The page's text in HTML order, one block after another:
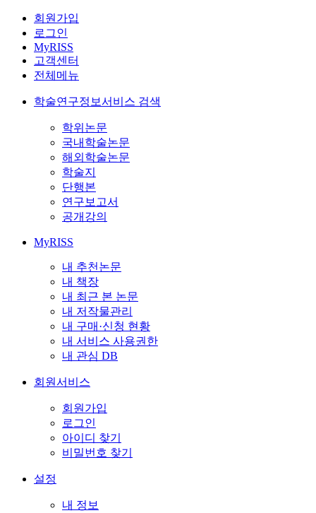
회원가입
로그인
MyRISS
고객센터
전체메뉴
학술연구정보서비스 검색
학위논문
국내학술논문
해외학술논문
학술지
단행본
연구보고서
공개강의
MyRISS
내 추천논문
내 책장
내 최근 본 논문
내 저작물관리
내 구매·신청 현황
내 서비스 사용권한
내 관심 DB
회원서비스
회원가입
로그인
아이디 찾기
비밀번호 찾기
설정
내 정보